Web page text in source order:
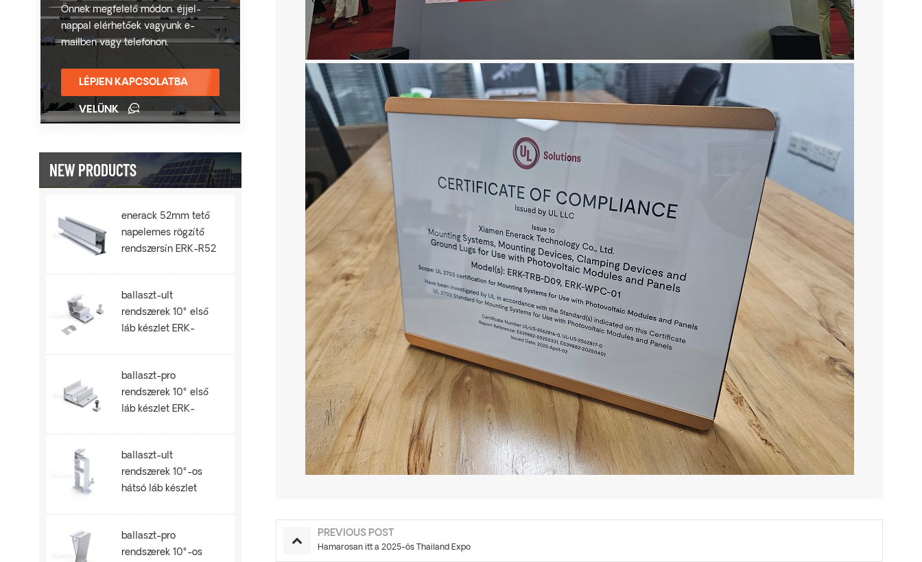
PREVIOUS POST
Hamarosan itt a 2025-ös Thailand Expo
Önnek megfelelő módon. éjjel-
nappal elérhetőek vagyunk e-
mailben vagy telefonon.
LÉPJEN KAPCSOLATBA
VELÜNK
NEW PRODUCTS
enerack 52mm tető
napelemes rögzítő
rendszersín ERK-R52
ballaszt-ult
rendszerek 10° első
láb készlet ERK-
ballaszt-pro
rendszerek 10° első
láb készlet ERK-
ballaszt-ult
rendszerek 10°-os
hátsó láb készlet
ballaszt-pro
rendszerek 10°-os